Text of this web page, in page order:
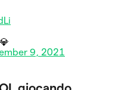
9, 2021